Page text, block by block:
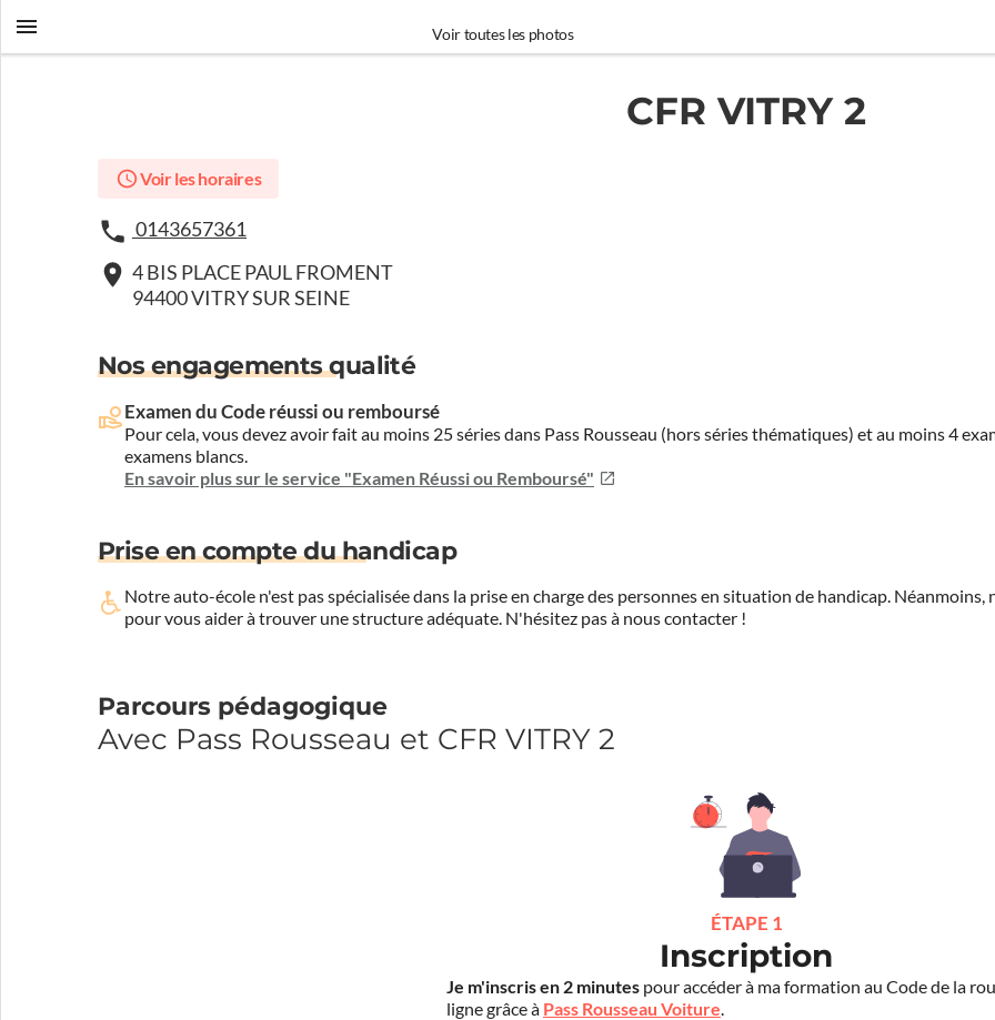
Voir toutes les photos
CFR VITRY 2
Voir les horaires
0143657361
4 BIS PLACE PAUL FROMENT
94400 VITRY SUR SEINE
Nos engagements qualité
Examen du Code réussi ou remboursé
Pour cela, vous devez avoir fait au moins 25 séries dans Pass Rousseau (hors séries thématiques) et au moins 4
examens blancs.
En savoir plus sur le service "Examen Réussi ou Remboursé"
Prise en compte du handicap
Notre auto-école n'est pas spécialisée dans la prise en charge des personnes en situation de handicap.
pour vous aider à trouver une structure adéquate. N'hésitez pas à nous contacter !
Parcours pédagogique
Avec Pass Rousseau et CFR VITRY 2
ÉTAPE 1
Inscription
Je m'inscris en 2 minutes pour accéder à ma formation au Code de la
ligne grâce à Pass Rousseau Voiture.